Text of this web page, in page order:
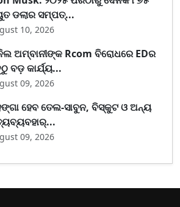
ଡଲାର ସମ୍ପତ୍...
10, 2026
ଅମ୍ବାନୀଙ୍କ Rcom ବିରୋଧରେ EDର
ବଡ଼ କାର୍ଯ୍ୟ...
09, 2026
ହେବ ତେଲ-ସାବୁନ, ବିସ୍କୁଟ ଓ ଅନ୍ୟ
09, 2026